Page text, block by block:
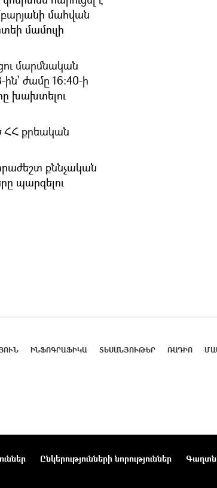
մահվան
մամուլի
մարմնական
ժամը 16:40-ի
խախտելու
ՀՀ քրեական
քննչական
պարզելու
ԻՆՖՈԳՐԱՖԻԿԱ ՏԵՍԱՆՅՈՒԹԵՐ ՌԱԴԻՈ
Ընկերությունների նորություններ